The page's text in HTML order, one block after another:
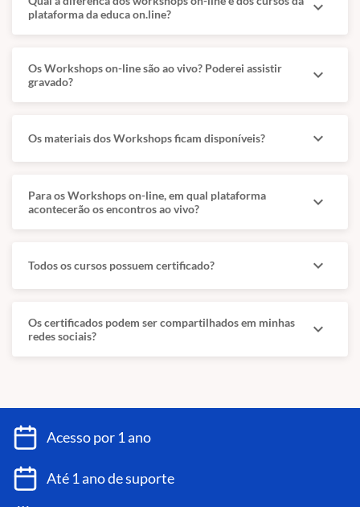
plataforma da educa on.line?
expand_more
Os Workshops on-line são ao vivo? Poderei assistir
gravado?
expand_more
Os materiais dos Workshops ficam disponíveis? expand_more
Para os Workshops on-line, em qual plataforma
acontecerão os encontros ao vivo?
expand_more
Todos os cursos possuem certificado? expand_more
Os certificados podem ser compartilhados em minhas
redes sociais?
expand_more
Acesso por 1 ano
Até 1 ano de suporte